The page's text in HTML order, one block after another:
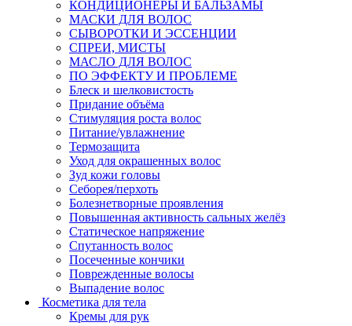
КОНДИЦИОНЕРЫ И БАЛЬЗАМЫ
МАСКИ ДЛЯ ВОЛОС
СЫВОРОТКИ И ЭССЕНЦИИ
СПРЕИ, МИСТЫ
МАСЛО ДЛЯ ВОЛОС
ПО ЭФФЕКТУ И ПРОБЛЕМЕ
Блеск и шелковистость
Придание объёма
Стимуляция роста волос
Питание/увлажнение
Термозащита
Уход для окрашенных волос
Зуд кожи головы
Себорея/перхоть
Болезнетворные проявления
Повышенная активность сальных желёз
Статическое напряжение
Спутанность волос
Посеченные кончики
Поврежденные волосы
Выпадение волос
Косметика для тела
Кремы для рук